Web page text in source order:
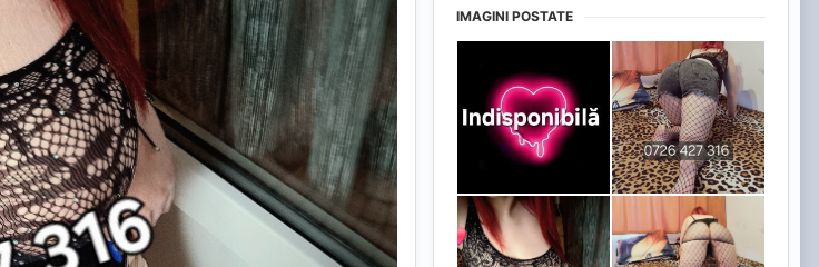
IMAGINI POSTATE